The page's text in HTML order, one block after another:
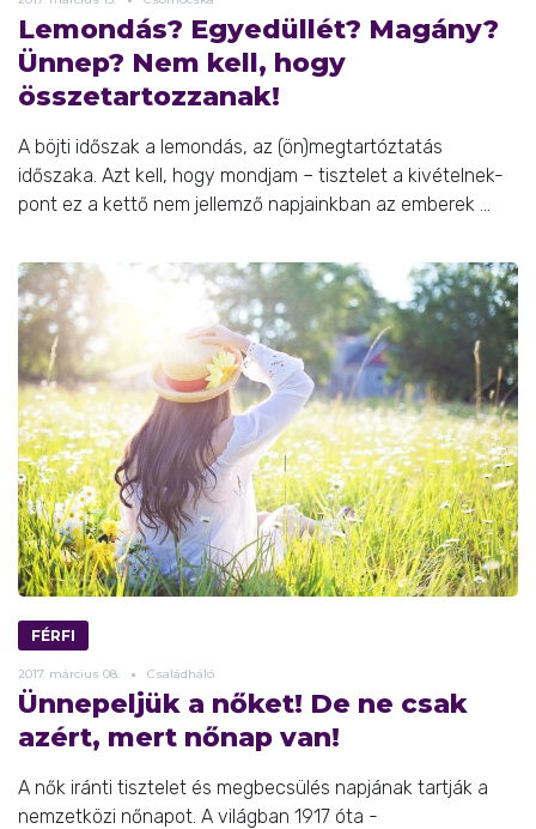
Lemondás? Egyedüllét? Magány?
Ünnep? Nem kell, hogy
összetartozzanak!
A böjti időszak a lemondás, az (ön)megtartóztatás
időszaka. Azt kell, hogy mondjam – tisztelet a kivételnek-
pont ez a kettő nem jellemző napjainkban az emberek ...
FÉRFI
2017. március 08. Családháló
Ünnepeljük a nőket! De ne csak
azért, mert nőnap van!
A nők iránti tisztelet és megbecsülés napjának tartják a
nemzetközi nőnapot. A világban 1917 óta -